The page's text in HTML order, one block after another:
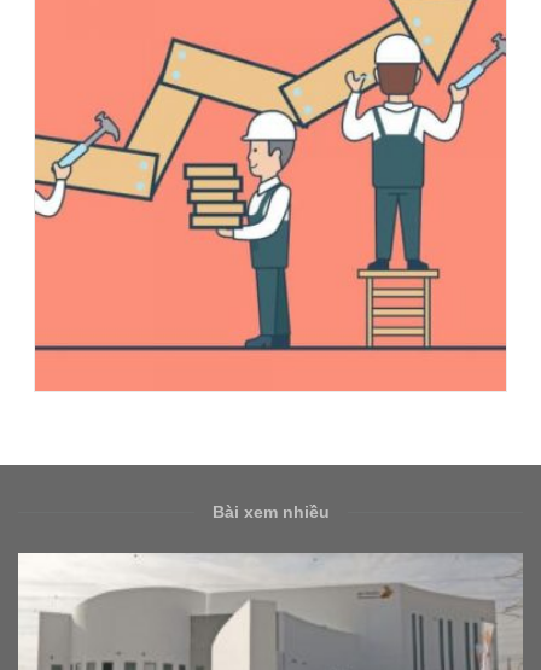
Bài xem nhiều